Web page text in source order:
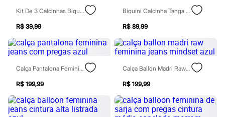
Personagens
Plus size
Blusas e Camisetas
Calças
Camisas
Casacos e Jaquetas
Jeans
Moda esportiva
Shorts e Bermudas
Todos os produtos
Infantil
Em alta
Kit De 3 Calcinhas Biquíni De Algodão Delrio Colorido
R$ 39,99
Biquíni Calcinha Tanga Feminino Franzido Marrom
R$ 89,99
Calça Pantalona Feminina Jeans Com Pregas Azul
R$ 199,99
Calça Ballon Madri Raw Feminina Jeans Mindset Azul
R$ 199,99